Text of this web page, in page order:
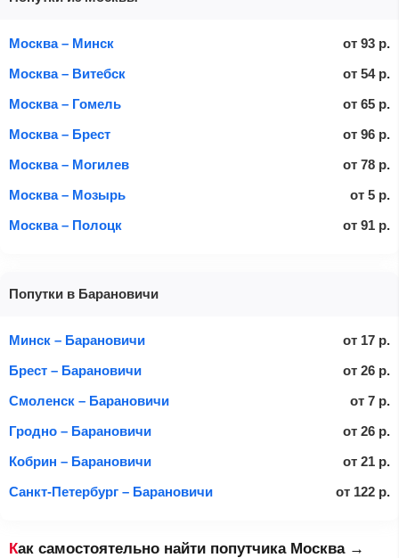
Москва – Минск от 93 р.
Москва – Витебск
от 54 р.
Москва – Гомель
от 65 р.
Москва – Брест
от 96 р.
Москва – Могилев
от 78 р.
Москва – Мозырь
от 5 р.
Москва – Полоцк
от 91 р.
Попутки в Барановичи
Минск – Барановичи от 17 р.
Брест – Барановичи
от 26 р.
Смоленск – Барановичи
от 7 р.
Гродно – Барановичи
от 26 р.
Кобрин – Барановичи
от 21 р.
Санкт-Петербург – Барановичи
от 122 р.
Как самостоятельно найти попутчика Москва →